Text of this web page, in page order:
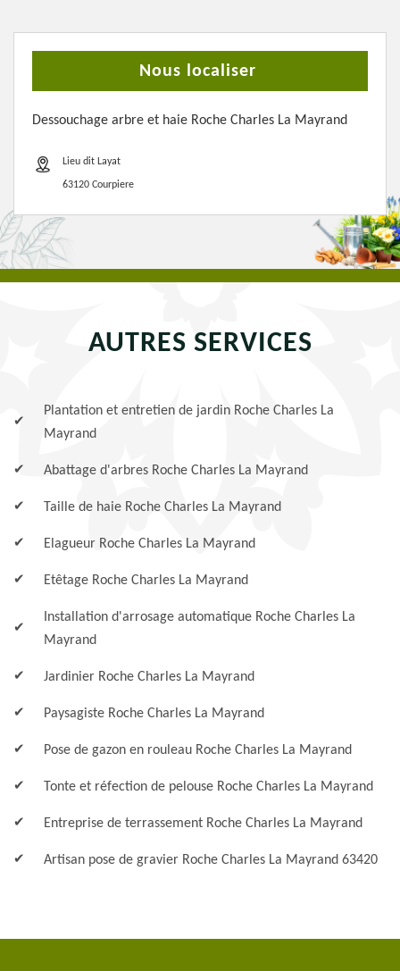
Nous localiser
Dessouchage arbre et haie Roche Charles La Mayrand
Lieu dit Layat
63120 Courpiere
AUTRES SERVICES
Plantation et entretien de jardin Roche Charles La
Mayrand
Abattage d'arbres Roche Charles La Mayrand
Taille de haie Roche Charles La Mayrand
Elagueur Roche Charles La Mayrand
Etêtage Roche Charles La Mayrand
Installation d'arrosage automatique Roche Charles La
Mayrand
Jardinier Roche Charles La Mayrand
Paysagiste Roche Charles La Mayrand
Pose de gazon en rouleau Roche Charles La Mayrand
Tonte et réfection de pelouse Roche Charles La Mayrand
Entreprise de terrassement Roche Charles La Mayrand
Artisan pose de gravier Roche Charles La Mayrand 63420